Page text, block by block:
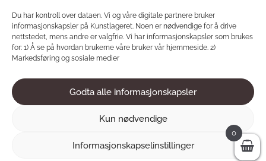
Du har kontroll over dataen. Vi og våre digitale partnere bruker
informasjonskapsler på Kunstlageret. Noen er nødvendige for å drive
nettstedet, mens andre er valgfrie. Vi har informasjonskapsler som brukes
for: 1) Å se på hvordan brukerne våre bruker vår hjemmeside. 2)
Markedsføring og sosiale medier
Godta alle informasjonskapsler
Kun nødvendige
Informasjonskapselinstillinger
2012 - 2026 © Konstlagret. All rights reserved.
0